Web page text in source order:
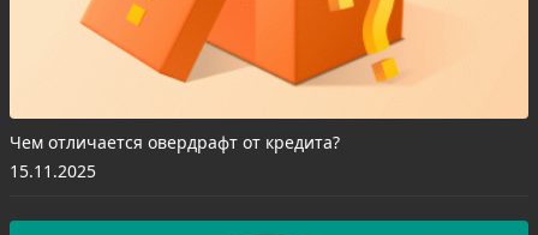
Чем отличается овердрафт от кредита?
15.11.2025